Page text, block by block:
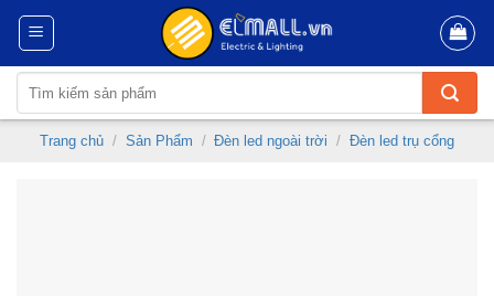
Skip
content
kiếm:
Trang chủ / Sản Phẩm / Đèn led ngoài trời / Đèn led trụ cổng